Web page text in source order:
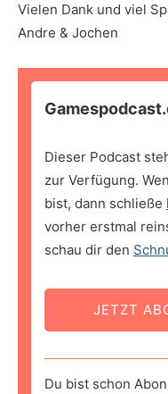
Vielen Dank und viel
Andre & Jochen
Dieser Podcast
zur Verfügung.
bist, dann schließe
vorher erstmal
schau dir den
JETZT
Du bist schon